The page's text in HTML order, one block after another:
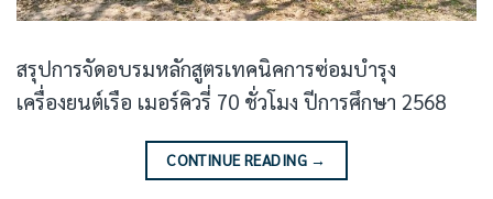
สรุปการจัดอบรมหลักสูตรเทคนิคการซ่อมบำรุง
เครื่องยนต์เรือ เมอร์คิวรี่ 70 ชั่วโมง ปีการศึกษา 2568
CONTINUE READING →